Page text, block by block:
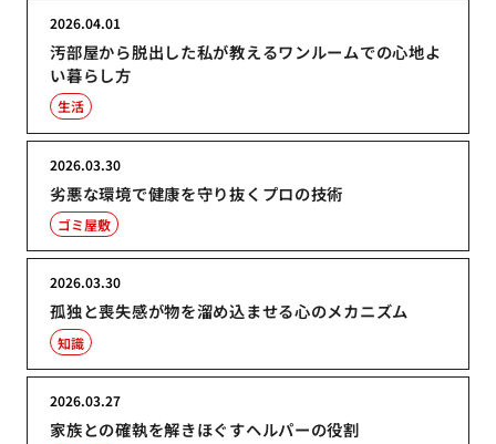
汚部屋から脱出した私が教えるワンルームでの心地よ
い暮らし方
2026.04.01
生活
劣悪な環境で健康を守り抜くプロの技術
2026.03.30
ゴミ屋敷
孤独と喪失感が物を溜め込ませる心のメカニズム
2026.03.30
知識
家族との確執を解きほぐすヘルパーの役割
2026.03.27